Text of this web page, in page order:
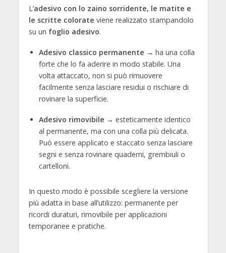
L’adesivo con lo zaino sorridente, le matite e
le scritte colorate viene realizzato stampandolo
su un foglio adesivo.
Adesivo classico permanente → ha una colla
forte che lo fa aderire in modo stabile. Una
volta attaccato, non si può rimuovere
facilmente senza lasciare residui o rischiare di
rovinare la superficie.
Adesivo rimovibile → esteticamente identico
al permanente, ma con una colla più delicata.
Può essere applicato e staccato senza lasciare
segni e senza rovinare quaderni, grembiuli o
cartelloni.
In questo modo è possibile scegliere la versione
più adatta in base all’utilizzo: permanente per
ricordi duraturi, rimovibile per applicazioni
temporanee e pratiche.